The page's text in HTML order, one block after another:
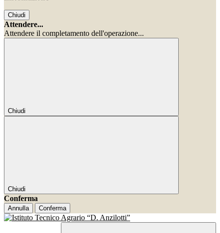
Chiudi
Attendere...
Attendere il completamento dell'operazione...
Chiudi
Chiudi
Conferma
Annulla Conferma